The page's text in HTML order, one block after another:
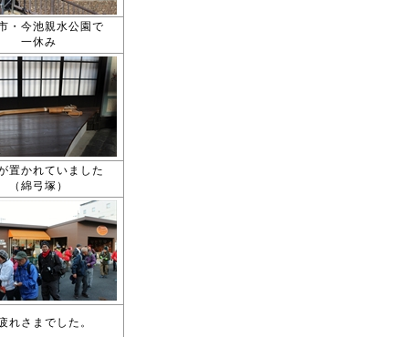
・今池親水公園で
一休み
置かれていました
（綿弓塚）
れさまでした。